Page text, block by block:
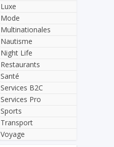
Luxe
Mode
Multinationales
Nautisme
Night Life
Restaurants
Santé
Services B2C
Services Pro
Sports
Transport
Voyage